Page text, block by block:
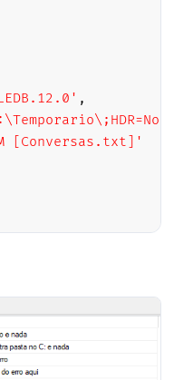
,
[Conversas.txt]'